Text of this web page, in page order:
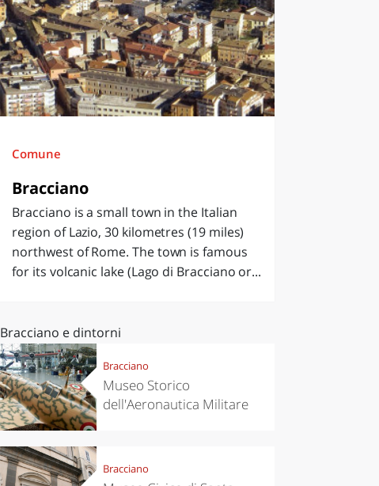
Comune
Bracciano
Bracciano is a small town in the Italian
region of Lazio, 30 kilometres (19 miles)
northwest of Rome. The town is famous
for its volcanic lake (Lago di Bracciano or...
Bracciano e dintorni
Bracciano
Museo Storico
dell'Aeronautica Militare
Bracciano